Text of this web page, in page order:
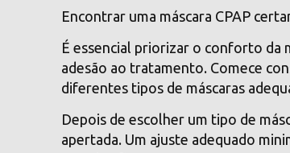
Encontrar uma máscara CPAP
É essencial priorizar o conforto da
adesão ao tratamento. Comece
diferentes tipos de máscaras
Depois de escolher um tipo de
apertada. Um ajuste adequado